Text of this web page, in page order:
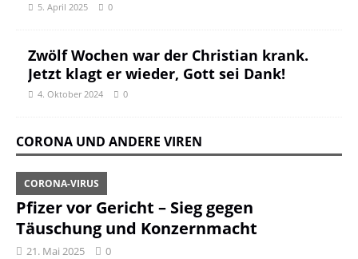
5. April 2025 0
Zwölf Wochen war der Christian krank.
Jetzt klagt er wieder, Gott sei Dank!
4. Oktober 2024 0
CORONA UND ANDERE VIREN
Pfizer vor Gericht – Sieg gegen
Täuschung und Konzernmacht
CORONA-VIRUS
21. Mai 2025 0